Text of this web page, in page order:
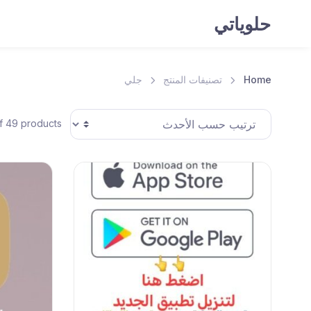
حلوياتي
Home تصنيفات المنتج جلي
49 products